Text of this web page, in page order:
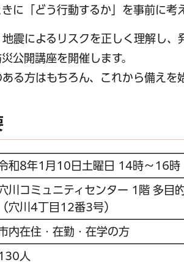
に「どう行動するか」を事前に考
震によるリスクを正しく理解し
公開講座を開催します。
る方はもちろん、これから備えを
和8年1月10日土曜日 14時～16時
川コミュニティセンター 1階 多目
（穴川4丁目12番3号）
内在住・在勤・在学の方
人